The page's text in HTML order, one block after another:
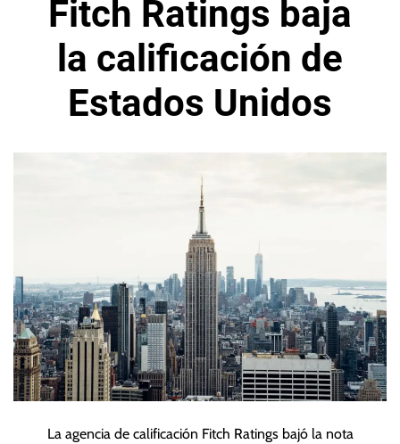
Fitch Ratings baja
la calificación de
Estados Unidos
La agencia de calificación Fitch Ratings bajó la nota